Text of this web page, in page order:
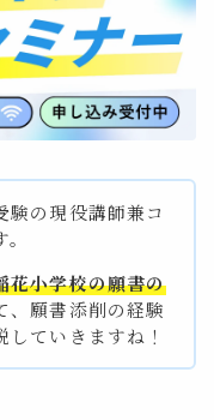
験の現役講師兼コ
花小学校の願書の
、願書添削の経験
ていきますね！